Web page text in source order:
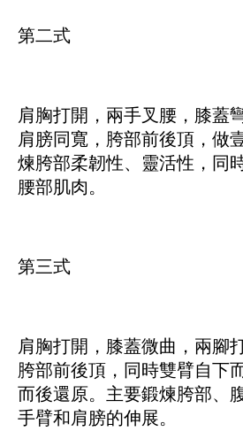
第二式
肩胸打開，兩手叉腰，膝蓋
肩膀同寬，胯部前後頂，做
煉胯部柔韌性、靈活性，同
腰部肌肉。
第三式
肩胸打開，膝蓋微曲，兩腳
胯部前後頂，同時雙臂自下
而後還原。主要鍛煉胯部、
手臂和肩膀的伸展。